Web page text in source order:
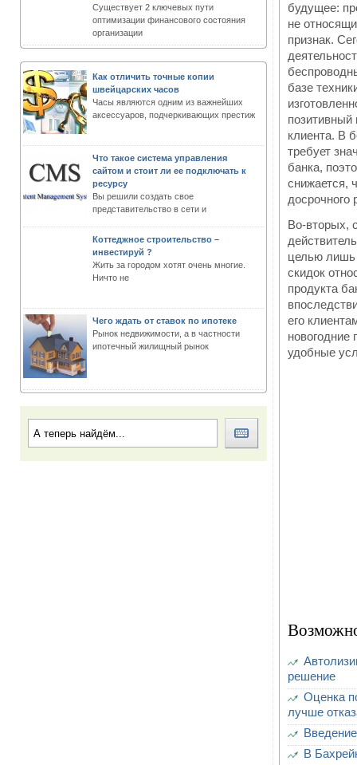
Существует 2 ключевых пути
оптимизации финансового состояния
организации
Как отличить точные копии
швейцарских часов
Часы являются одним из важнейших
аксессуаров, подчеркивающих престиж
Что такое система управления
сайтом и стоит ли ее подключать к
ресурсу
Вы решили создать свое
представительство в сети и
Коттеджное строительство –
инвестируй ?
Жить за городом хотят очень многие.
Ничто не
Чего ждать от ставок по ипотеке
Рынок недвижимости, а в частности
ипотечный жилищный рынок
будущее:
не
признак.
базе
позитивный
клиента. В
требует
банка,
снижается,
досрочного
Во-вторых,
целью лишь
скидок
продукта
его
новогодние
удобные
решение
Оценка
лучше
В